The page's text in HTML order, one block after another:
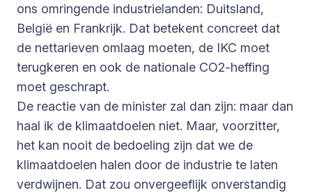
ons omringende industrielanden: Duitsland,
België en Frankrijk. Dat betekent concreet dat
de nettarieven omlaag moeten, de IKC moet
terugkeren en ook de nationale CO2-heffing
moet geschrapt.
De reactie van de minister zal dan zijn: maar dan
haal ik de klimaatdoelen niet. Maar, voorzitter,
het kan nooit de bedoeling zijn dat we de
klimaatdoelen halen door de industrie te laten
verdwijnen. Dat zou onvergeeflijk onverstandig